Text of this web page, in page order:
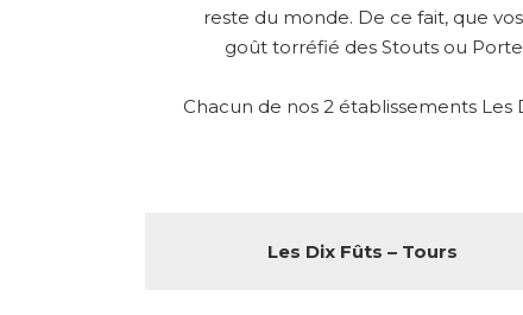
reste du monde. De ce fait, que
goût torréfié des Stouts ou
Chacun de nos 2 établissements
Les Dix Fûts – Tours